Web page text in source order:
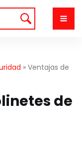
» Ventajas de
de